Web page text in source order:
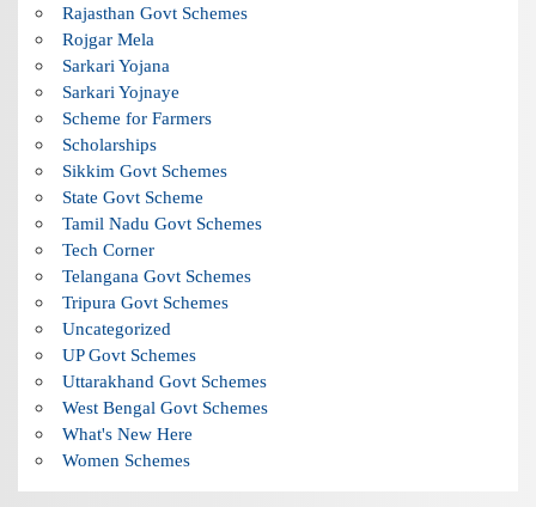
Rajasthan Govt Schemes
Rojgar Mela
Sarkari Yojana
Sarkari Yojnaye
Scheme for Farmers
Scholarships
Sikkim Govt Schemes
State Govt Scheme
Tamil Nadu Govt Schemes
Tech Corner
Telangana Govt Schemes
Tripura Govt Schemes
Uncategorized
UP Govt Schemes
Uttarakhand Govt Schemes
West Bengal Govt Schemes
What's New Here
Women Schemes